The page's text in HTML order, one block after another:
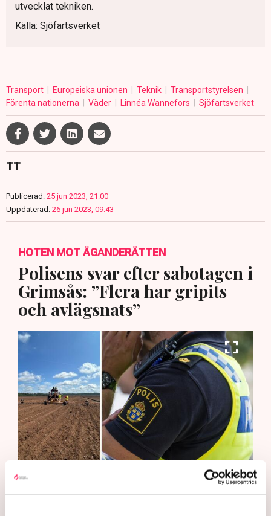
utvecklat tekniken.
Källa: Sjöfartsverket
Transport Europeiska unionen Teknik
Transportstyrelsen
Förenta nationerna
Väder Linnéa Wannefors Sjöfartsverket
TT
Publicerad: 25 jun 2023, 21:00
Uppdaterad: 26 jun 2023, 09:43
HOTEN MOT ÄGANDERÄTTEN
Polisens svar efter sabotagen i
Grimsås: ”Flera har gripits
och avlägsnats”
Det är polisens uppgift att upprätthålla allmän ordning och